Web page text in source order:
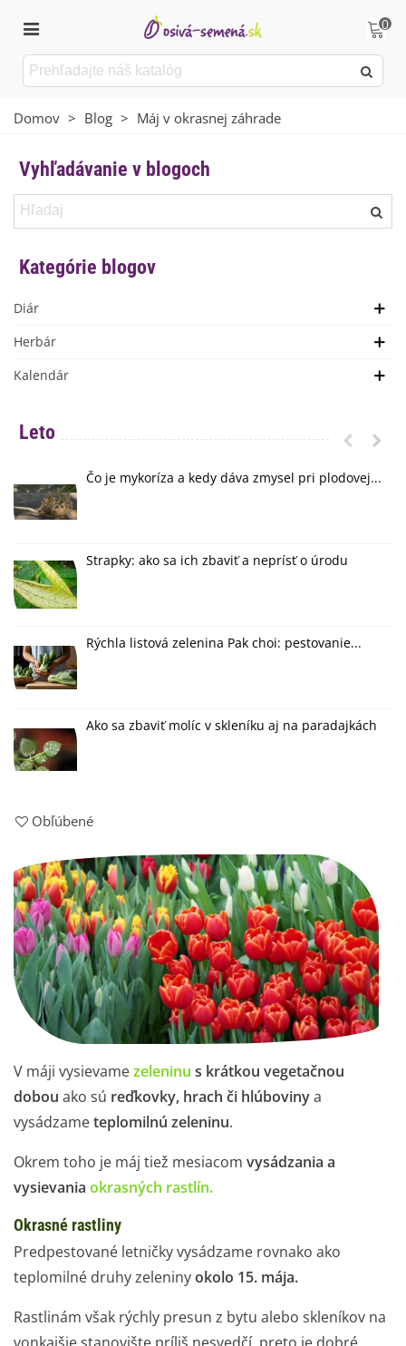
0
Domov > Blog > Máj v okrasnej záhrade
Vyhľadávanie v blogoch
Kategórie blogov
Diár
Herbár
Kalendár
Leto
Čo je mykoríza a kedy dáva zmysel pri plodovej...
Strapky: ako sa ich zbaviť a neprísť o úrodu
Rýchla listová zelenina Pak choi: pestovanie...
Ako sa zbaviť molíc v skleníku aj na paradajkách
Obľúbené
V máji vysievamezeleninu s krátkou vegetačnou
dobou ako sú reďkovky, hrach či hlúbovinya
vysádzameteplomilnú zeleninu.
Okrem toho je máj tiež mesiacom vysádzania a
vysievania okrasných rastlín.
Okrasné rastliny
Predpestované letničky vysádzame rovnako ako
teplomilné druhy zeleninyokolo 15. mája.
Rastlinám však rýchly presun z bytu alebo skleníkov na